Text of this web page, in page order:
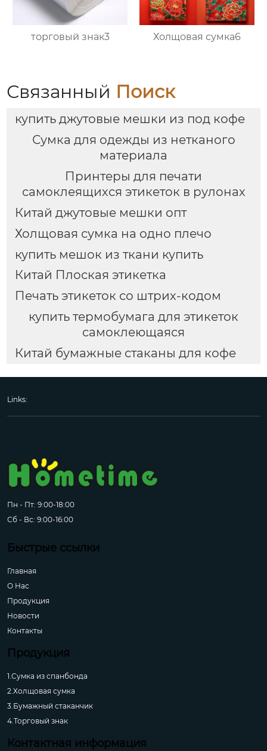
торговый знак3 Холщовая сумка6
Связанный Поиск
купить джутовые мешки из под кофе
Сумка для одежды из нетканого
материала
Принтеры для печати
самоклеящихся этикеток в рулонах
Китай джутовые мешки опт
Холщовая сумка на одно плечо
купить мешок из ткани купить
Китай Плоская этикетка
Печать этикеток со штрих-кодом
купить термобумага для этикеток
самоклеющаяся
Китай бумажные стаканы для кофе
Links:
Пн - Пт: 9:00-18:00
Сб - Вс: 9:00-16:00
Быстрые ссылки
Главная
О Hас
Продукция
Новости
Контакты
Продукция
1.Сумка из спанбонда
2.Холщовая сумка
3.Бумажный стаканчик
4.Торговый знак
Контактная информация